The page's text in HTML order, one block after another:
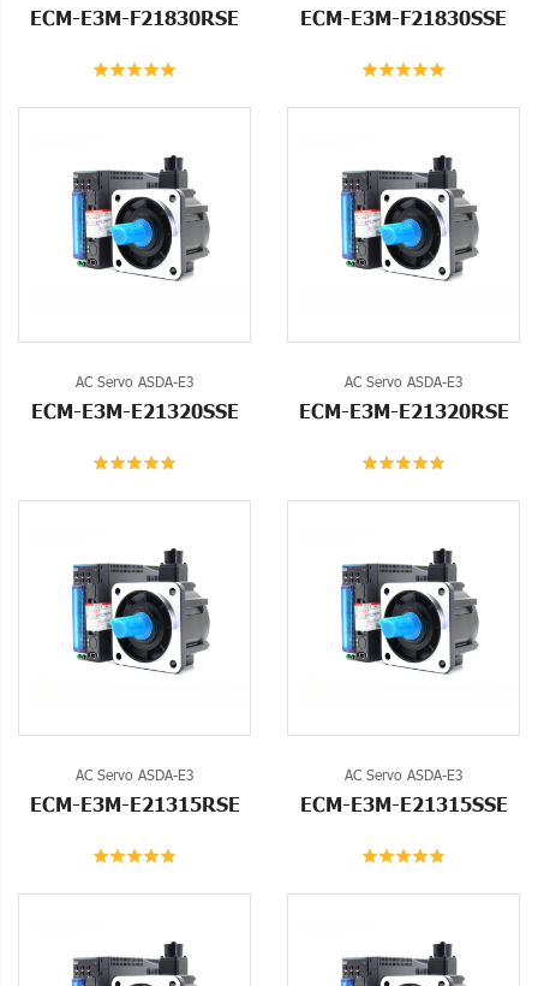
ECM-E3M-F21830RSE ECM-E3M-F21830SSE
AC Servo ASDA-E3
ECM-E3M-E21320SSE
AC Servo ASDA-E3
ECM-E3M-E21320RSE
AC Servo ASDA-E3
ECM-E3M-E21315RSE
AC Servo ASDA-E3
ECM-E3M-E21315SSE